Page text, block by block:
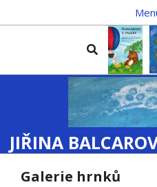
to
Navigation
Search
JIŘINA
Galerie hrnků